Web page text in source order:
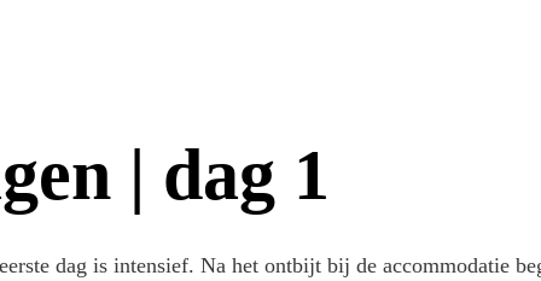
| dag 1
dag is intensief. Na het ontbijt bij de accommodatie